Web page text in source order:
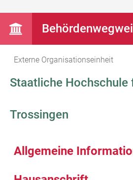
Externe Organisationseinheit
Staatliche Hochschule
Trossingen
Allgemeine